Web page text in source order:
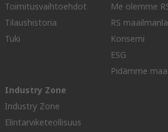
Toimitusvaihtoehdot
Tilaushistoria
Tuki
Me olemme
RS
Konserni
ESG
Pidämme
Industry Zone
Industry Zone
Elintarviketeollisuus